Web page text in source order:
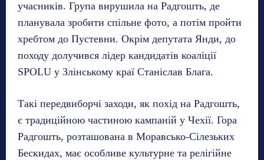
учасників. Група вирушила на Радгошть, де
планувала зробити спільне фото, а потім пройти
хребтом до Пустевни. Окрім депутата Янди, до
походу долучився лідер кандидатів коаліції
SPOLU у Злінському краї Станіслав Блага.
Такі передвиборчі заходи, як похід на Радгошть,
є традиційною частиною кампаній у Чехії. Гора
Радгошть, розташована в Моравсько-Сілезьких
Бескидах, має особливе культурне та релігійне